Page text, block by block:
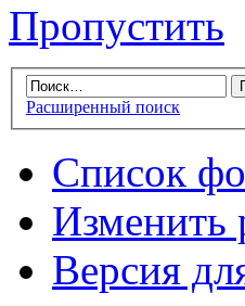
Пропустить
Расширенный поиск
Список
Изменить
Версия